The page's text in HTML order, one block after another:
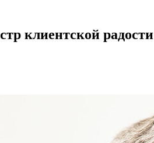
клиентской радости